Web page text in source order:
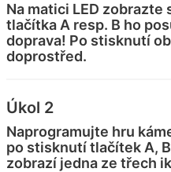
Na matici LED
tlačítka A resp. B ho
doprava! Po stisknutí
doprostřed.
Úkol 2
Naprogramujte hru
po stisknutí tlačítek A,
zobrazí jedna ze třech